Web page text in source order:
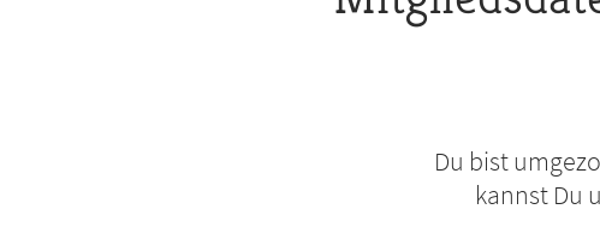
Du bist
kannst Du